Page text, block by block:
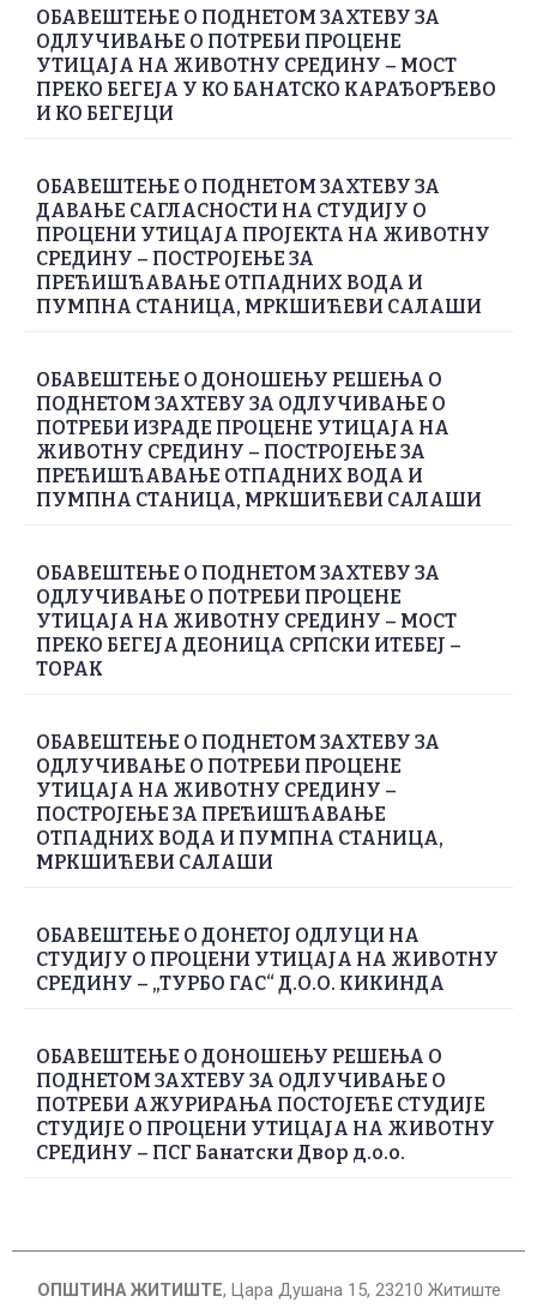
ОБАВЕШТЕЊЕ О ПОДНЕТОМ ЗАХТЕВУ ЗА
ОДЛУЧИВАЊЕ О ПОТРЕБИ ПРОЦЕНЕ
УТИЦАЈА НА ЖИВОТНУ СРЕДИНУ – МОСТ
ПРЕКО БЕГЕЈА У КО БАНАТСКО КАРАЂОРЂЕВО
И КО БЕГЕЈЦИ
ОБАВЕШТЕЊЕ О ПОДНЕТОМ ЗАХТЕВУ ЗА
ДАВАЊЕ САГЛАСНОСТИ НА СТУДИЈУ О
ПРОЦЕНИ УТИЦАЈА ПРОЈЕКТА НА ЖИВОТНУ
СРЕДИНУ – ПОСТРОЈЕЊЕ ЗА
ПРЕЋИШЋАВАЊЕ ОТПАДНИХ ВОДА И
ПУМПНА СТАНИЦА, МРКШИЋЕВИ САЛАШИ
ОБАВЕШТЕЊЕ О ДОНОШЕЊУ РЕШЕЊА О
ПОДНЕТОМ ЗАХТЕВУ ЗА ОДЛУЧИВАЊЕ О
ПОТРЕБИ ИЗРАДЕ ПРОЦЕНЕ УТИЦАЈА НА
ЖИВОТНУ СРЕДИНУ – ПОСТРОЈЕЊЕ ЗА
ПРЕЋИШЋАВАЊЕ ОТПАДНИХ ВОДА И
ПУМПНА СТАНИЦА, МРКШИЋЕВИ САЛАШИ
ОБАВЕШТЕЊЕ О ПОДНЕТОМ ЗАХТЕВУ ЗА
ОДЛУЧИВАЊЕ О ПОТРЕБИ ПРОЦЕНЕ
УТИЦАЈА НА ЖИВОТНУ СРЕДИНУ – МОСТ
ПРЕКО БЕГЕЈА ДЕОНИЦА СРПСКИ ИТЕБЕЈ –
ТОРАК
ОБАВЕШТЕЊЕ О ПОДНЕТОМ ЗАХТЕВУ ЗА
ОДЛУЧИВАЊЕ О ПОТРЕБИ ПРОЦЕНЕ
УТИЦАЈА НА ЖИВОТНУ СРЕДИНУ –
ПОСТРОЈЕЊЕ ЗА ПРЕЋИШЋАВАЊЕ
ОТПАДНИХ ВОДА И ПУМПНА СТАНИЦА,
МРКШИЋЕВИ САЛАШИ
ОБАВЕШТЕЊЕ О ДОНЕТОЈ ОДЛУЦИ НА
СТУДИЈУ О ПРОЦЕНИ УТИЦАЈА НА ЖИВОТНУ
СРЕДИНУ – „ТУРБО ГАС“ Д.О.О. КИКИНДА
ОБАВЕШТЕЊЕ О ДОНОШЕЊУ РЕШЕЊА О
ПОДНЕТОМ ЗАХТЕВУ ЗА ОДЛУЧИВАЊЕ О
ПОТРЕБИ АЖУРИРАЊА ПОСТОЈЕЋЕ СТУДИЈЕ
СТУДИЈЕ О ПРОЦЕНИ УТИЦАЈА НА ЖИВОТНУ
СРЕДИНУ – ПСГ Банатски Двор д.о.о.
ОПШТИНА ЖИТИШТЕ, Цара Душана 15, 23210 Житиште